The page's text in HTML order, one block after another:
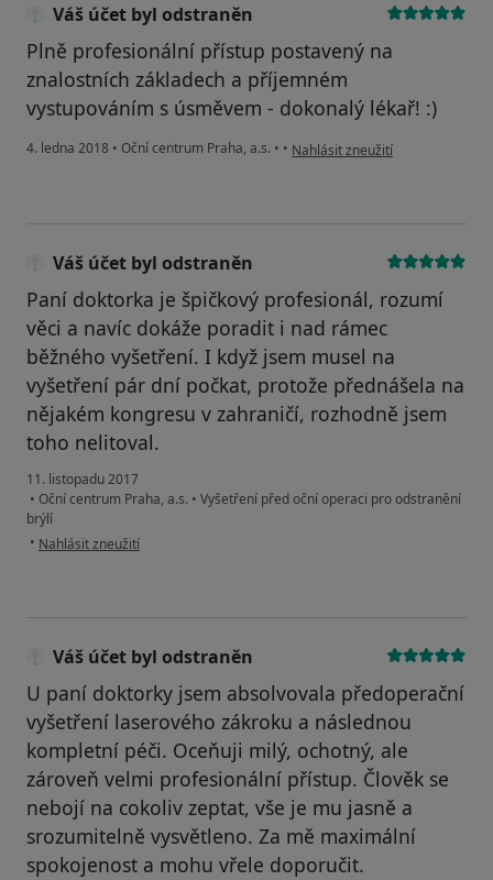
Váš účet byl odstraněn
Plně profesionální přístup postavený na
znalostních základech a příjemném
vystupováním s úsměvem - dokonalý lékař! :)
4. ledna 2018 • Oční centrum Praha, a.s. • • podle názoru uživatele Váš účet
Nahlásit zneužití
Váš účet byl odstraněn
Paní doktorka je špičkový profesionál, rozumí
věci a navíc dokáže poradit i nad rámec
běžného vyšetření. I když jsem musel na
vyšetření pár dní počkat, protože přednášela na
nějakém kongresu v zahraničí, rozhodně jsem
toho nelitoval.
11. listopadu 2017
• Oční centrum Praha, a.s. • Vyšetření před oční operaci pro odstranění
brýlí
• podle názoru uživatele Váš účet byl odstraněn
Nahlásit zneužití
Váš účet byl odstraněn
U paní doktorky jsem absolvovala předoperační
vyšetření laserového zákroku a následnou
kompletní péči. Oceňuji milý, ochotný, ale
zároveň velmi profesionální přístup. Člověk se
nebojí na cokoliv zeptat, vše je mu jasně a
srozumitelně vysvětleno. Za mě maximální
spokojenost a mohu vřele doporučit.